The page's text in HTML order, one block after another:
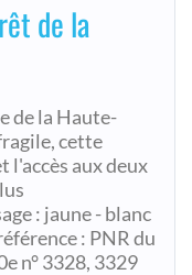
de la
de la Haute-
cette
l'accès aux deux
: jaune - blanc
: PNR du
n° 3328, 3329